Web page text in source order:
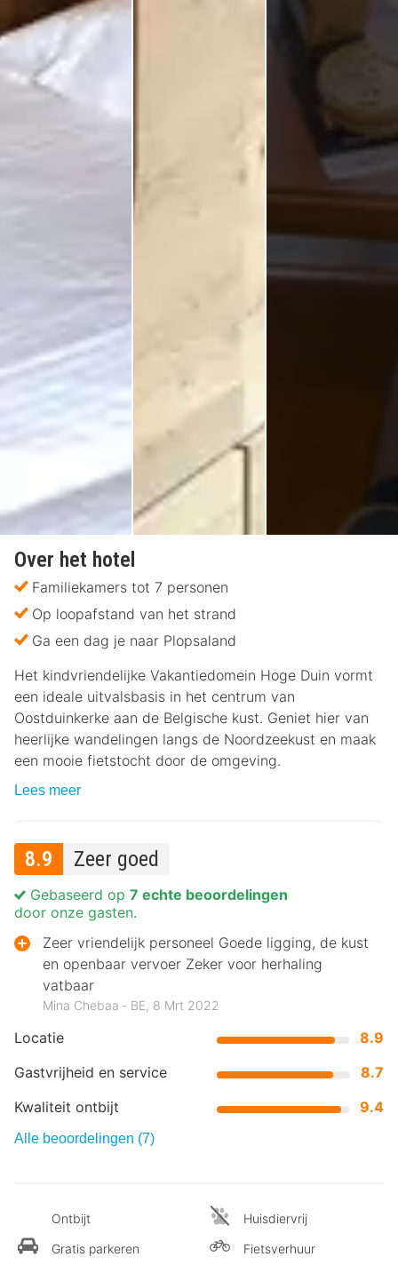
Over het hotel
Familiekamers tot 7 personen
Op loopafstand van het strand
Ga een dag je naar Plopsaland
Het kindvriendelijke Vakantiedomein Hoge Duin vormt
een ideale uitvalsbasis in het centrum van
Oostduinkerke aan de Belgische kust. Geniet hier van
heerlijke wandelingen langs de Noordzeekust en maak
een mooie fietstocht door de omgeving.
Lees meer
8.9 Zeer goed
Locatie
8.9
Gastvrijheid en service
8.7
Kwaliteit ontbijt
9.4
Gebaseerd op 7 echte beoordelingen
door onze gasten.
Zeer vriendelijk personeel Goede ligging, de kust
en openbaar vervoer Zeker voor herhaling
vatbaar
Mina Chebaa ‐ BE, 8 Mrt 2022
Alle beoordelingen (7)
Ontbijt
Gratis parkeren
Huisdiervrij
Fietsverhuur